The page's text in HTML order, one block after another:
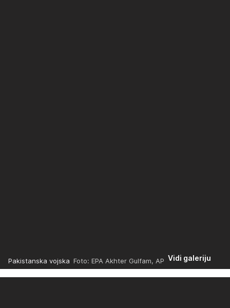
Vidi galeriju
Pakistanska vojska Foto: EPA Akhter Gulfam, AP